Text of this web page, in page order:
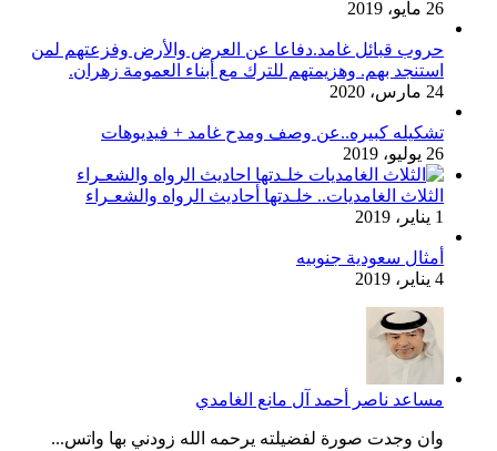
26 مايو، 2019
حروب قبائل غامد.دفاعا عن العرض والأرض وفزعتهم لمن
استنجد بهم. وهزيمتهم للترك مع أبناء العمومة زهران.
24 مارس، 2020
تشكيله كبيره..عن وصف ومدح غامد + فيديوهات
26 يوليو، 2019
الثلاث الغامديات.. خلـدتها أحاديث الرواه والشعـراء
1 يناير، 2019
أمثال سعودية جنوبيه
4 يناير، 2019
مساعد ناصر أحمد آل مانع الغامدي
وان وجدت صورة لفضيلته يرحمه الله زودني بها واتس...